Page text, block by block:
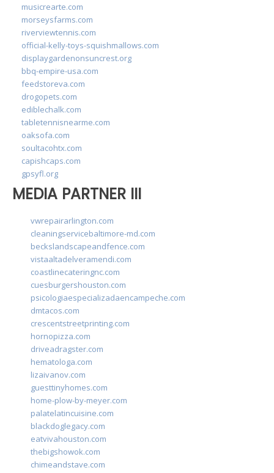
musicrearte.com
morseysfarms.com
riverviewtennis.com
official-kelly-toys-squishmallows.com
displaygardenonsuncrest.org
bbq-empire-usa.com
feedstoreva.com
drogopets.com
ediblechalk.com
tabletennisnearme.com
oaksofa.com
soultacohtx.com
capishcaps.com
gpsyfl.org
MEDIA PARTNER III
vwrepairarlington.com
cleaningservicebaltimore-md.com
beckslandscapeandfence.com
vistaaltadelveramendi.com
coastlinecateringnc.com
cuesburgershouston.com
psicologiaespecializadaencampeche.com
dmtacos.com
crescentstreetprinting.com
hornopizza.com
driveadragster.com
hematologa.com
lizaivanov.com
guesttinyhomes.com
home-plow-by-meyer.com
palatelatincuisine.com
blackdoglegacy.com
eatvivahouston.com
thebigshowok.com
chimeandstave.com